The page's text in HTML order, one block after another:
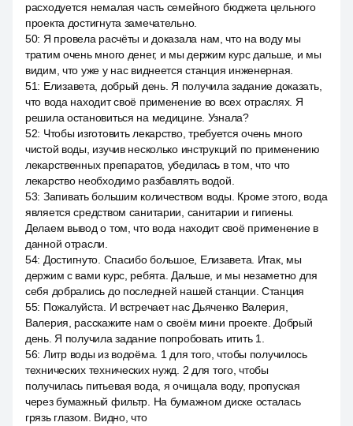
расходуется немалая часть семейного бюджета цельного
проекта достигнута замечательно.
50: Я провела расчёты и доказала нам, что на воду мы
тратим очень много денег, и мы держим курс дальше, и мы
видим, что уже у нас виднеется станция инженерная.
51: Елизавета, добрый день. Я получила задание доказать,
что вода находит своё применение во всех отраслях. Я
решила остановиться на медицине. Узнала?
52: Чтобы изготовить лекарство, требуется очень много
чистой воды, изучив несколько инструкций по применению
лекарственных препаратов, убедилась в том, что что
лекарство необходимо разбавлять водой.
53: Запивать большим количеством воды. Кроме этого, вода
является средством санитарии, санитарии и гигиены.
Делаем вывод о том, что вода находит своё применение в
данной отрасли.
54: Достигнуто. Спасибо большое, Елизавета. Итак, мы
держим с вами курс, ребята. Дальше, и мы незаметно для
себя добрались до последней нашей станции. Станция
55: Пожалуйста. И встречает нас Дьяченко Валерия,
Валерия, расскажите нам о своём мини проекте. Добрый
день. Я получила задание попробовать итить 1.
56: Литр воды из водоёма. 1 для того, чтобы получилось
технических технических нужд. 2 для того, чтобы
получилась питьевая вода, я очищала воду, пропуская
через бумажный фильтр. На бумажном диске осталась
грязь глазом. Видно, что